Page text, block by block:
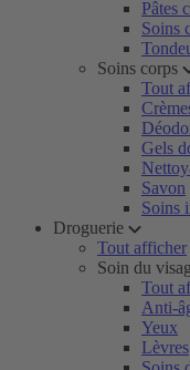
Pâtes
Soins
Soins corps
Tout
Gels
Savon
Soins
Droguerie
Tout afficher
Soin du
Tout
Anti-
Yeux
Lèvres